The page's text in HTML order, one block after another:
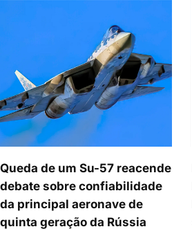
Queda de um Su-57 reacende
debate sobre confiabilidade
da principal aeronave de
quinta geração da Rússia